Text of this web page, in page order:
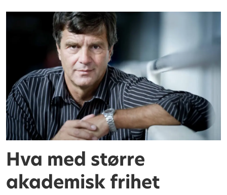
Hva med større
akademisk frihet